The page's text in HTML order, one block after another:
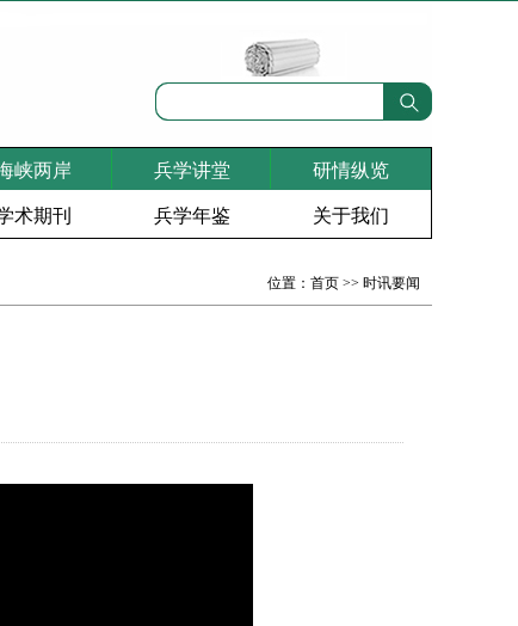
峡两岸 兵学讲堂 研情纵览
术期刊 兵学年鉴 关于我们
位置： 首页 >> 时讯要闻